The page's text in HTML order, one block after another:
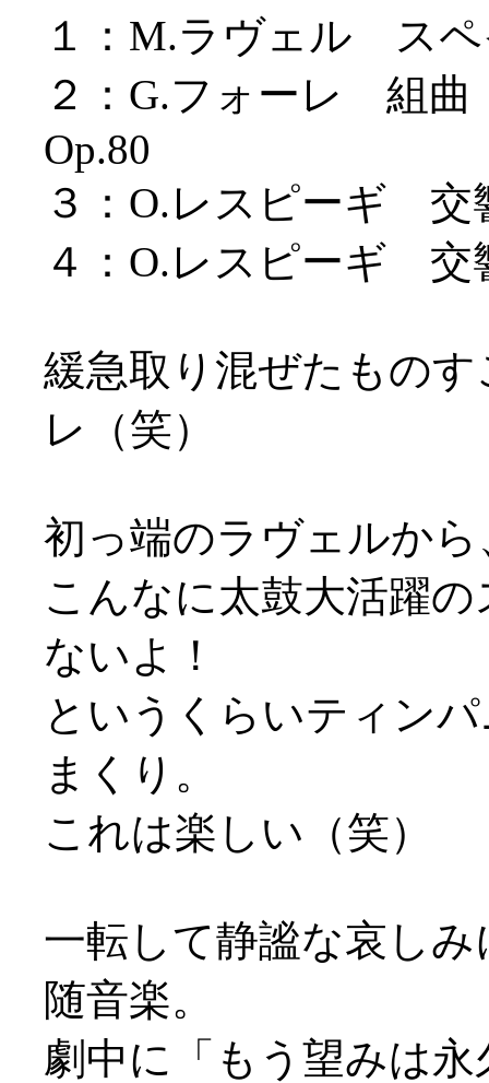
１：M.ラヴェル スペ
２：G.フォーレ 組曲
Op.80
３：O.レスピーギ 交
４：O.レスピーギ 交
緩急取り混ぜたもの
レ（笑）
初っ端のラヴェルから
こんなに太鼓大活躍
ないよ！
というくらいティン
まくり。
これは楽しい（笑）
一転して静謐な哀し
随音楽。
劇中に「もう望みは